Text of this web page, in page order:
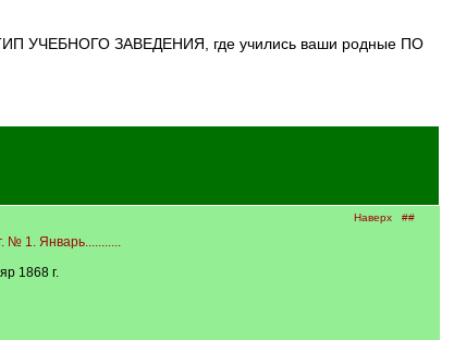
Наверх ##
№ 1. Январь...........
1868 г.